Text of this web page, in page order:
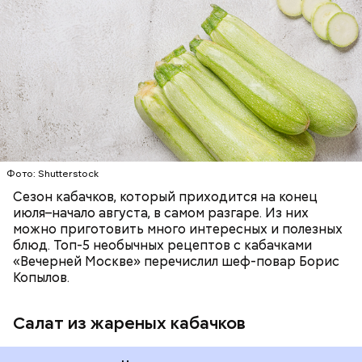
Фото: Shutterstock
Сезон кабачков, который приходится на конец
июля–начало августа, в самом разгаре. Из них
можно приготовить много интересных и полезных
блюд. Топ-5 необычных рецептов с кабачками
«Вечерней Москве» перечислил шеф-повар Борис
Копылов.
Салат из жареных кабачков
ЕДА ОВОЩИ РЕЦЕПТЫ
Вред дыни
Фото: Shutterstock
А врач-эндокринолог Алексей Калинчев рассказал,
что существует множество блюд, где используют
— Наиболее распространенные борщ, щи, котлеты,
салаты, лаваш с творогом и сыром, пироги, омлет,
запеканка. Щавеля там везде используется
немного, поэтому никакого вреда от него не будет.
Чем разнообразнее рацион питания человека, тем
лучше. Потому что это исключает вероятность
возникновения дефицитов микроэлементов, —
заверил специалист.